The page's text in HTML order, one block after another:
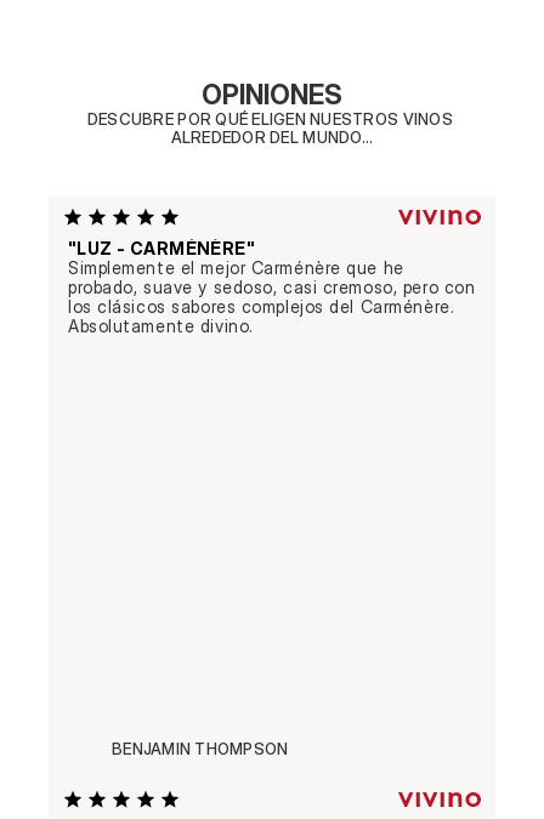
OPINIONES
DESCUBRE POR QUÉ ELIGEN NUESTROS VINOS
ALREDEDOR DEL MUNDO...
"LUZ - CARMÉNÈRE"
Simplemente el mejor Carménère que he
probado, suave y sedoso, casi cremoso, pero con
los clásicos sabores complejos del Carménère.
Absolutamente divino.
BENJAMIN THOMPSON